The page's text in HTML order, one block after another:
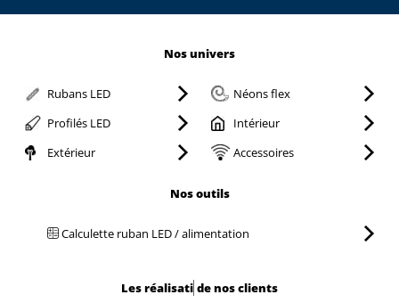
Nos univers
Rubans LED
Néons flex
Profilés LED
Intérieur
Extérieur
Accessoires
Nos outils
Calculette ruban LED / alimentation
Lesréalide nos clients